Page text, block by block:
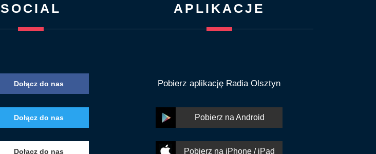
SOCIAL
Dołącz do nas
Dołącz do nas
Dołącz do nas
APLIKACJE
Pobierz aplikację Radia Olsztyn
Pobierz na Android
Pobierz na iPhone / iPad